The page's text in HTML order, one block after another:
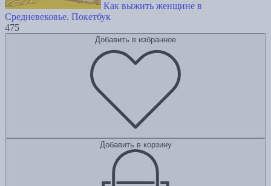
Как выжить женщине в
Средневековье. Покетбук
475
Добавить в избранное
Добавить в корзину